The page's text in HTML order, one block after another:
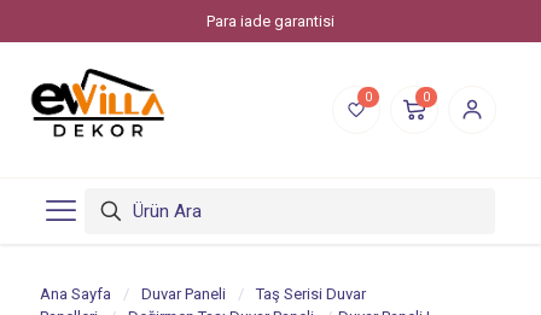
Para iade garantisi
0 0
Ana Sayfa / Duvar Paneli /
Taş Serisi Duvar